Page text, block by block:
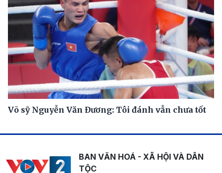
Võ sỹ Nguyễn Văn Đương: Tôi đánh vẫn chưa tốt
BAN VĂN HOÁ - XÃ HỘI VÀ DÂN
TỘC